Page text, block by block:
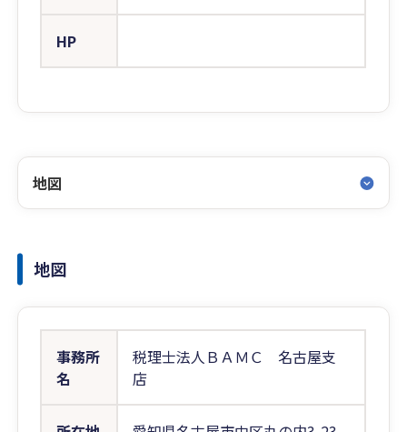
HP
地図
地図
事務所
名
税理士法人ＢＡＭＣ 名古屋支
店